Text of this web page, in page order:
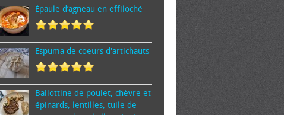
Épaule d’agneau en effiloché
Espuma de cœurs d'artichauts
Ballottine de poulet, chèvre et
épinards, lentilles, tuile de